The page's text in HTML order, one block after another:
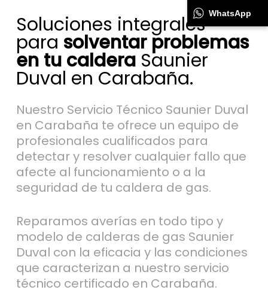
Soluciones integrales
para solventar problemas
en tu calderaSaunier
Duval en Carabaña.
Nuestro Servicio Técnico Saunier Duval
en Carabaña te ofrece un equipo de
profesionales cualificados para
detectar y resolver cualquier fallo que
afecte al funcionamiento o a la
seguridad de tu caldera de gas.
Reparamos averías en todo tipo y
modelo de calderas de gas Saunier
Duval con la eficacia y las condiciones
que caracterizan a nuestro servicio
técnico certificado en Carabaña.
WhatsApp